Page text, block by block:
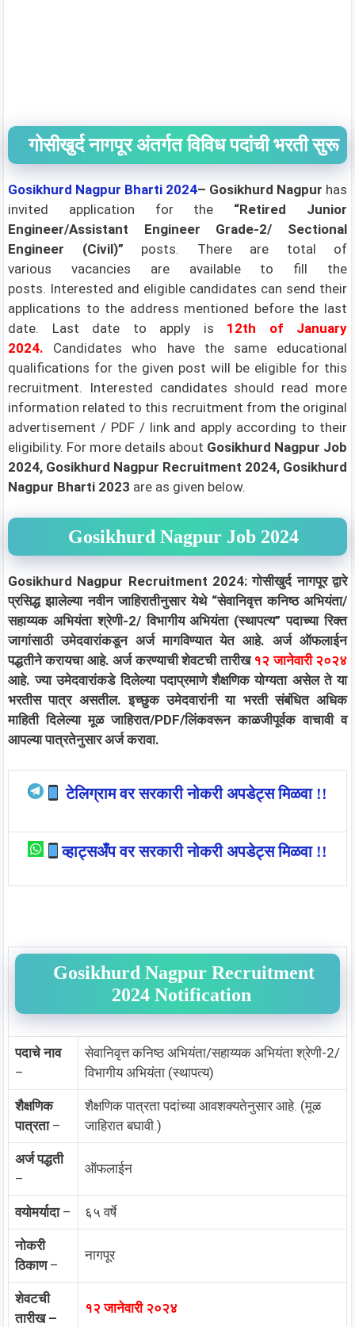
गोसीखुर्द नागपूर अंतर्गत विविध पदांची भरती सुरू
Gosikhurd Nagpur Bharti 2024– Gosikhurd Nagpur has
invited application for the “Retired Junior
Engineer/Assistant Engineer Grade-2/ Sectional
Engineer (Civil)” posts. There are total of
various
vacancies are available to fill the
posts. Interested and eligible candidates can send their
applications to the address mentioned before the last
date. Last date to apply is 12th of January
2024.
Candidates who have the same educational
qualifications for the given post will be eligible for this
recruitment. Interested candidates should read more
information related to this recruitment from the original
advertisement / PDF / link and apply according to their
eligibility. For more details about Gosikhurd Nagpur Job
2024, Gosikhurd Nagpur Recruitment 2024, Gosikhurd
Nagpur Bharti 2023 are as given below.
Gosikhurd Nagpur Job 2024
Gosikhurd Nagpur Recruitment 2024: गोसीखुर्द नागपूर द्वारे
प्रसिद्ध झालेल्या नवीन जाहिरातीनुसार येथे “सेवानिवृत्त कनिष्ठ अभियंता/
सहाय्यक अभियंता श्रेणी-2/ विभागीय अभियंता (स्थापत्य” पदाच्या रिक्त
जागांसाठी उमेदवारांकडून अर्ज मागविण्यात येत आहे. अर्ज ऑफलाईन
पद्धतीने करायचा आहे. अर्ज करण्याची शेवटची तारीख १२ जानेवारी २०२४
आहे. ज्या उमेदवारांकडे दिलेल्या पदाप्रमाणे शैक्षणिक योग्यता असेल ते या
भरतीस पात्र असतील. इच्छुक उमेदवारांनी या भरती संबंधित अधिक
माहिती दिलेल्या मूळ जाहिरात/PDF/लिंकवरून काळजीपूर्वक वाचावी व
आपल्या पात्रतेनुसार अर्ज करावा.
टेलिग्राम वर सरकारी नोकरी अपडेट्स मिळवा !!
व्हाट्सअँप वर सरकारी नोकरी अपडेट्स मिळवा !!
Gosikhurd Nagpur Recruitment
2024 Notification
पदाचे नाव
–
सेवानिवृत्त कनिष्ठ अभियंता/सहाय्यक अभियंता श्रेणी-2/
विभागीय अभियंता (स्थापत्य)
शैक्षणिक
पात्रता–
शैक्षणिक पात्रता पदांच्या आवशक्यतेनुसार आहे. (मूळ
जाहिरात बघावी.)
अर्ज पद्धती
–
ऑफलाईन
वयोमर्यादा– ६५ वर्षे
नोकरी
ठिकाण–
नागपूर
शेवटची
तारीख –
१२ जानेवारी २०२४